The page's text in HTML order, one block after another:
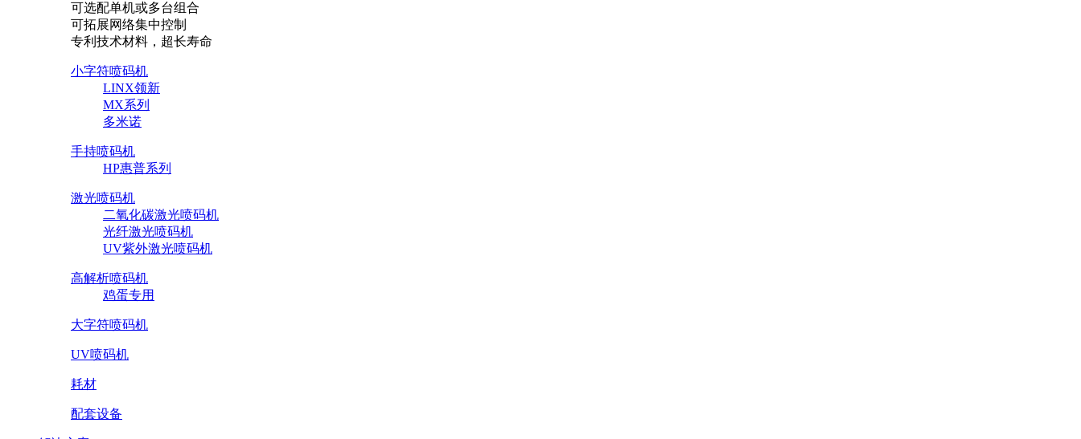
可选配单机或多台组合
可拓展网络集中控制
专利技术材料，超长寿命
小字符喷码机
LINX领新
MX系列
多米诺
手持喷码机
HP惠普系列
激光喷码机
二氧化碳激光喷码机
光纤激光喷码机
UV紫外激光喷码机
高解析喷码机
鸡蛋专用
大字符喷码机
UV喷码机
耗材
配套设备